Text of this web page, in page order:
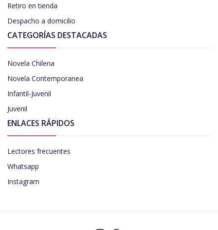
Retiro en tienda
Despacho a domicilio
CATEGORÍAS DESTACADAS
Novela Chilena
Novela Contemporanea
Infantil-Juvenil
Juvenil
ENLACES RÁPIDOS
Lectores frecuentes
Whatsapp
Instagram